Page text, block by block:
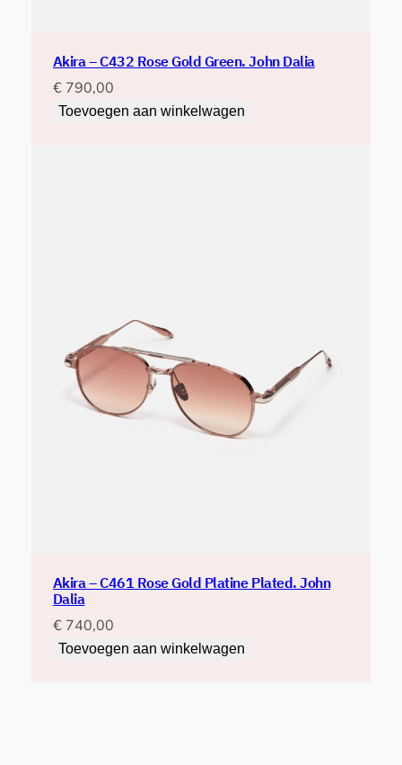
Akira – C432 Rose Gold Green. John Dalia
€790,00
Toevoegen aan winkelwagen
Akira – C461 Rose Gold Platine Plated. John
Dalia
€740,00
Toevoegen aan winkelwagen